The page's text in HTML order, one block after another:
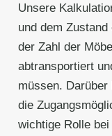
Unsere
und dem
der Zahl der
abtransportiert
müssen. Darüber
die
wichtige Rolle